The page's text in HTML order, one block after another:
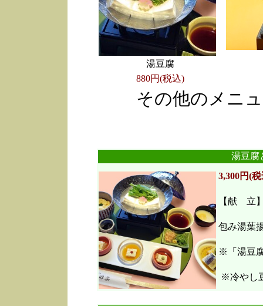
湯豆腐
880円(税込)
その他のメニ
湯豆腐
3,300円(
【献 立
包み湯葉
※「湯豆
※冷やし